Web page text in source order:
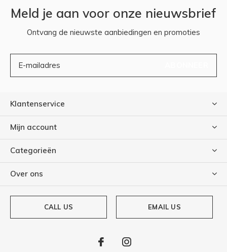
Meld je aan voor onze nieuwsbrief
Ontvang de nieuwste aanbiedingen en promoties
Klantenservice
Mijn account
Categorieën
Over ons
CALL US EMAIL US